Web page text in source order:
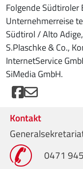
Folgende Südtiroler
Unternehmerreise
Südtirol / Alto
S.Plaschke & Co.,
InternetService
SiMedia GmbH.
Kontakt
0471